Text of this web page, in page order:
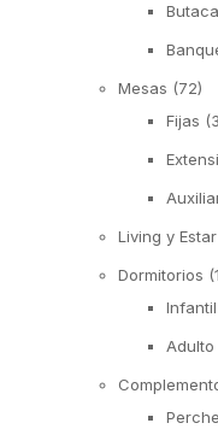
Mesas (72)
Fijas
Living y Estar
Dormitorios
Infantil
Adulto